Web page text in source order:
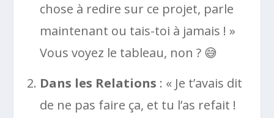
chose à redire sur ce projet, parle
maintenant ou tais-toi à jamais ! »
Vous voyez le tableau, non ? 😅
Dans les Relations : « Je t’avais dit
de ne pas faire ça, et tu l’as refait !